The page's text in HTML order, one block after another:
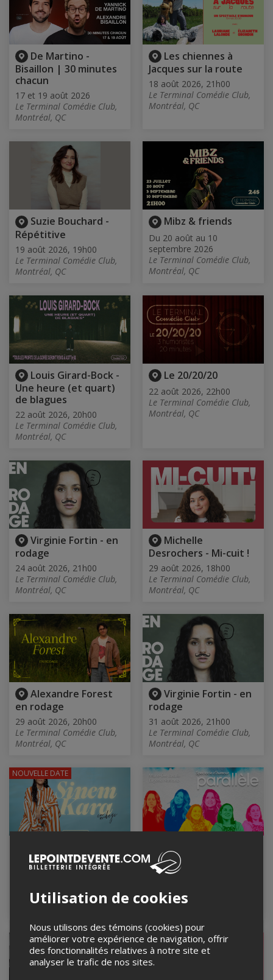
De Martino -
Bisaillon | 30 minutes
chacun
17 et 19 août 2026
Le Terminal Comédie Club,
Montréal, QC
Les chiennes à
Jacques sur la route
18 août 2026, 21h00
Le Terminal Comédie Club,
Montréal, QC
Suzie Bouchard -
Répétitive
19 août 2026, 19h00
Le Terminal Comédie Club,
Montréal, QC
Mibz & friends
Du 20 août au 10
septembre 2026
Le Terminal Comédie Club,
Montréal, QC
Louis Girard-Bock -
Une heure (et quart)
de blagues
22 août 2026, 20h00
Le Terminal Comédie Club,
Montréal, QC
Le 20/20/20
22 août 2026, 22h00
Le Terminal Comédie Club,
Montréal, QC
Virginie Fortin - en
rodage
24 août 2026, 21h00
Le Terminal Comédie Club,
Montréal, QC
Michelle
Desrochers - Mi-cuit !
29 août 2026, 18h00
Le Terminal Comédie Club,
Montréal, QC
Alexandre Forest
en rodage
29 août 2026, 20h00
Le Terminal Comédie Club,
Montréal, QC
Virginie Fortin - en
rodage
31 août 2026, 21h00
Le Terminal Comédie Club,
Montréal, QC
rodage
Montréal, QC
NOUVELLE DATE
et Eugénie Nothomb -
Parallèle
Le Terminal Comédie Club,
Utilisation de cookies
Nous utilisons des témoins (cookies) pour
améliorer votre expérience de navigation, offrir
des fonctionnalités relatives à notre site et
analyser le trafic de nos sites.